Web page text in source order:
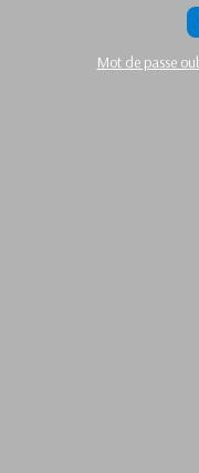
Mot de passe